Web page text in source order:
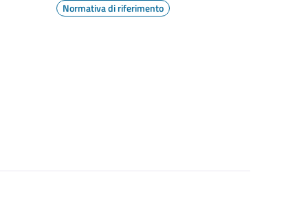
Normativa di riferimento